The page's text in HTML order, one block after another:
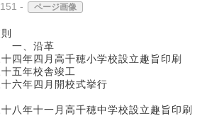
- ページ画像
沿革
四年四月高千穂小学校設立趣旨印刷
五年校舎竣工
六年四月開校式挙行
八年十一月高千穂中学校設立趣旨印刷